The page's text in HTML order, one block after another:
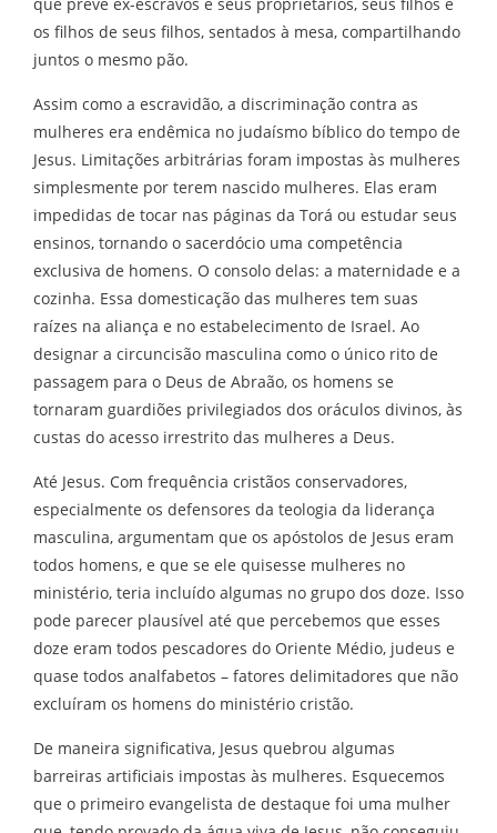
os filhos de seus filhos, sentados à mesa, compartilhando
juntos o mesmo pão.
Assim como a escravidão, a discriminação contra as
mulheres era endêmica no judaísmo bíblico do tempo de
Jesus. Limitações arbitrárias foram impostas às mulheres
simplesmente por terem nascido mulheres. Elas eram
impedidas de tocar nas páginas da Torá ou estudar seus
ensinos, tornando o sacerdócio uma competência
exclusiva de homens. O consolo delas: a maternidade e a
cozinha. Essa domesticação das mulheres tem suas
raízes na aliança e no estabelecimento de Israel. Ao
designar a circuncisão masculina como o único rito de
passagem para o Deus de Abraão, os homens se
tornaram guardiões privilegiados dos oráculos divinos, às
custas do acesso irrestrito das mulheres a Deus.
Até Jesus. Com frequência cristãos conservadores,
especialmente os defensores da teologia da liderança
masculina, argumentam que os apóstolos de Jesus eram
todos homens, e que se ele quisesse mulheres no
ministério, teria incluído algumas no grupo dos doze. Isso
pode parecer plausível até que percebemos que esses
doze eram todos pescadores do Oriente Médio, judeus e
quase todos analfabetos – fatores delimitadores que não
excluíram os homens do ministério cristão.
De maneira significativa, Jesus quebrou algumas
barreiras artificiais impostas às mulheres. Esquecemos
que o primeiro evangelista de destaque foi uma mulher